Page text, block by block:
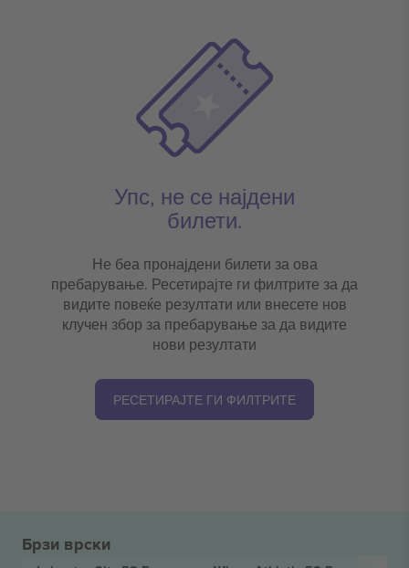
Упс, не се најдени
билети.
Не беа пронајдени билети за ова
пребарување. Ресетирајте ги филтрите за да
видите повеќе резултати или внесете нов
клучен збор за пребарување за да видите
нови резултати
РЕСЕТИРАЈТЕ ГИ ФИЛТРИТЕ
Брзи врски